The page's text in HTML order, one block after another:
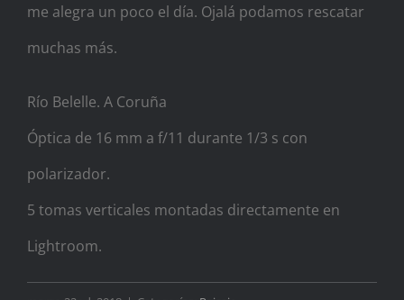
me alegra un poco el día. Ojalá podamos rescatar
muchas más.
Río Belelle. A Coruña
Óptica de 16 mm a f/11 durante 1/3 s con
polarizador.
5 tomas verticales montadas directamente en
Lightroom.